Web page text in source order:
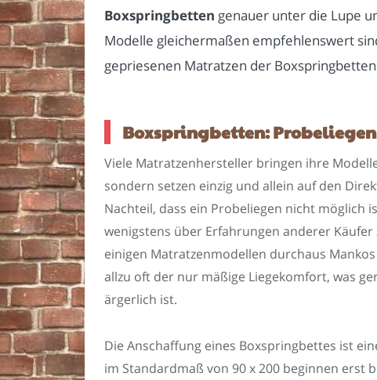
Boxspringbetten genauer unter die Lupe
Modelle gleichermaßen empfehlenswert
gepriesenen Matratzen der
Boxspringbetten:
Viele Matratzenhersteller bringen ihre
sondern setzen einzig und allein auf den
Nachteil, dass ein Probeliegen nicht möglich
wenigstens über Erfahrungen anderer
einigen Matratzenmodellen durchaus
allzu oft der nur mäßige Liegekomfort, was
ärgerlich ist.
Die Anschaffung eines Boxspringbettes ist
im Standardmaß von 90 x 200 beginnen erst